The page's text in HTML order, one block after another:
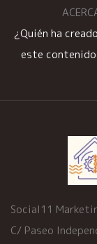
¿Quién ha
este
Social11
C/ Paseo